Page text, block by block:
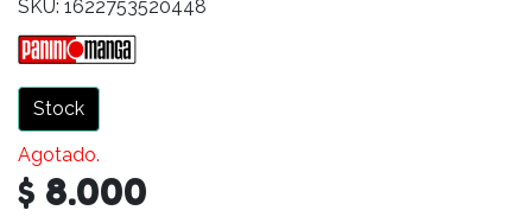
SKU: 1622753520448
Stock
Agotado.
$ 8.000